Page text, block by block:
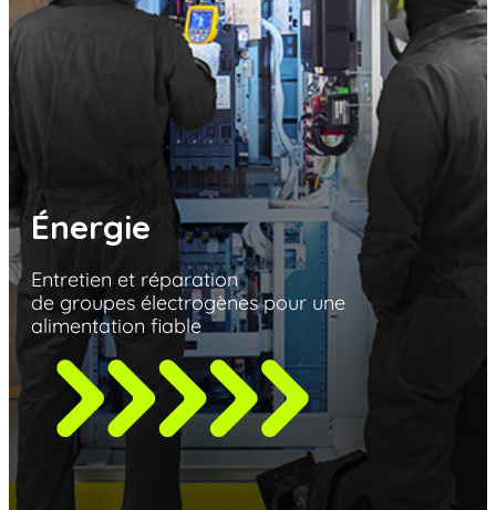
Énergie
Entretien et réparation
de groupes électrogènespour une
alimentation fiable